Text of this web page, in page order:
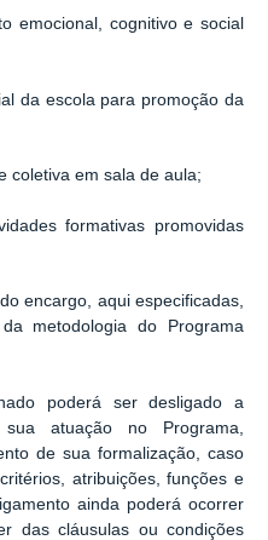
emocional, cognitivo e social
da escola para promoção da
coletiva em sala de aula;
formativas promovidas
encargo, aqui especificadas,
metodologia do Programa
poderá ser desligado a
atuação no Programa,
de sua formalização, caso
atribuições, funções e
ainda poderá ocorrer
das cláusulas ou condições